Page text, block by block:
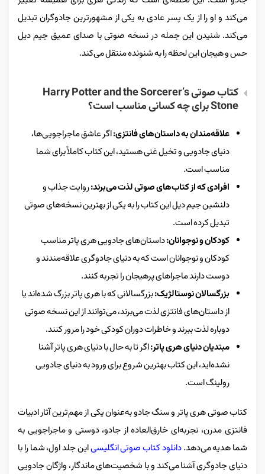
می‌کند و او را از یک پسر عادی به یکی از مشهورترین جادوگران تبدیل
می‌کند. شنیدن این جمله در نسخه صوتی با صدای عمیق جیم دیل
حس و هیجان این لحظه را به شنونده منتقل می‌کند.
کتاب صوتی Harry Potter and the Sorcerer’s
Stone برای چه کسانی مناسب است؟
علاقه‌مندان به داستان‌های فانتزی:اگر عاشق ماجراجویی‌ها،
دنیای جادویی و تخیل غنی هستید، این کتاب کاملاً برای شما
مناسب است.
افرادی که از کتاب‌های صوتی لذت می‌برند:روایت جذاب و
دلنشین جیم دیل این کتاب را به یکی از بهترین نسخه‌های صوتی
تبدیل کرده است.
کودکان و نوجوانان:داستان‌های جادویی هری پاتر مناسب
کودکان و نوجوانان است که به دنیای جادوگری علاقه‌مندند و
دوست دارند ماجراهای پرهیجان را تجربه کنند.
بزرگسالان نوستالژیک:بزرگسالانی که با هری پاتر بزرگ شده‌اند یا
از داستان‌های فانتزی لذت می‌برند، می‌توانند از این نسخه صوتی
دوباره لذت ببرند و خاطرات دوران کودکی خود را مرور کنند.
مبتدیان دنیای هری پاتر:اگر تا به حال با دنیای هری پاتر آشنا
نشده‌اید، این کتاب بهترین شروع برای ورود به دنیای جادویی
رولینگ است.
کتاب صوتی هری پاتر و سنگ جادو به‌عنوان یکی از مهم‌ترین آثار ادبیات
فانتزی مدرن، تجربه‌ای خارق‌العاده از جادو، دوستی و ماجراجویی به
شما هدیه می‌دهد.دانلود کتاب صوتی انگلیسیاین جلد اول، شما را با
دنیای جادوگری آشنا می‌کند و با شخصیت‌های ماندگار، واژگان جادویی